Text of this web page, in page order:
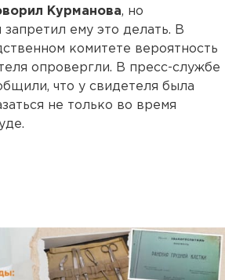
Курманова, но
ему это делать. В
комитете вероятность
опровергли. В пресс-службе
что у свидетеля была
не только во время